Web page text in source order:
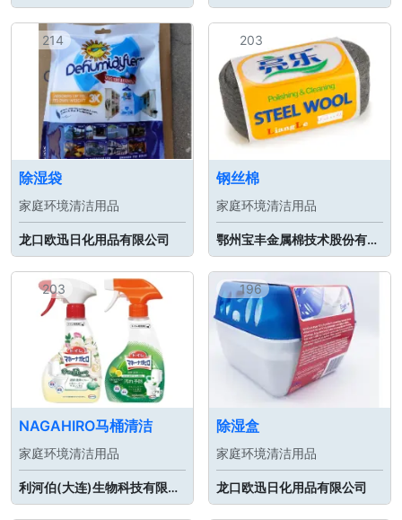
214
除湿袋
家庭环境清洁用品
龙口欧迅日化用品有限公司
203
钢丝棉
家庭环境清洁用品
鄂州宝丰金属棉技术股份有限公司
203
NAGAHIRO马桶清洁
家庭环境清洁用品
利河伯(大连)生物科技有限公司
196
除湿盒
家庭环境清洁用品
龙口欧迅日化用品有限公司